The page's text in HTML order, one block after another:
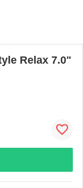
Relax 7.0"